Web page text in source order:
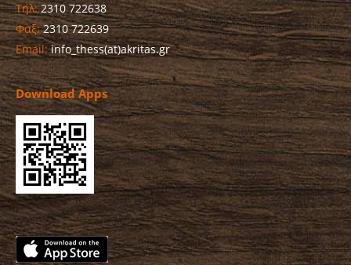
Τηλ:2310 722638
Φαξ:2310 722639
Email:info_thess(at)akritas.gr
Download Apps